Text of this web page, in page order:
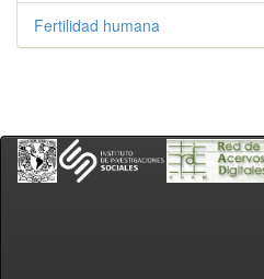
Fertilidad humana